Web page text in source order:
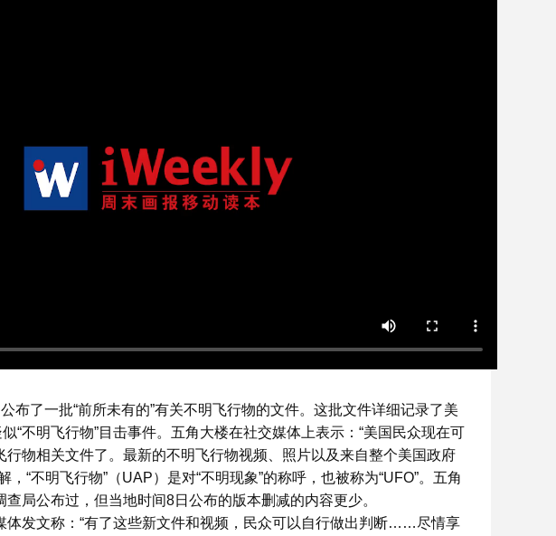
布了一批“前所未有的”有关不明飞行物的文件。这批文件详细记录了美
“不明飞行物”目击事件。五角大楼在社交媒体上表示：“美国民众现在可
行物相关文件了。最新的不明飞行物视频、照片以及来自整个美国政府
，“不明飞行物”（UAP）是对“不明现象”的称呼，也被称为“UFO”。五角
局公布过，但当地时间8日公布的版本删减的内容更少。
体发文称：“有了这些新文件和视频，民众可以自行做出判断……尽情享